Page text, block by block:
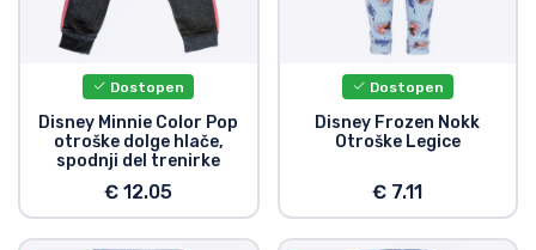
Dostopen
Disney Minnie Color Pop
otroške dolge hlače,
spodnji del trenirke
€ 12.05
Dostopen
Disney Frozen Nokk
Otroške Legice
€ 7.11